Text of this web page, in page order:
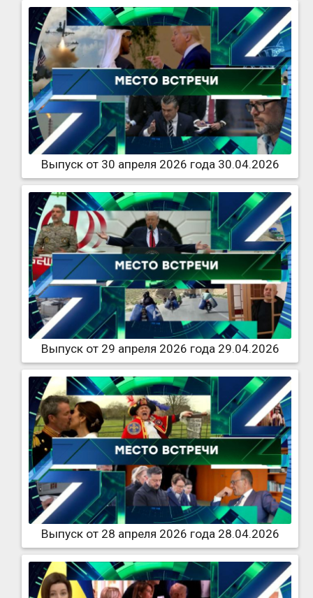
Выпуск от 30 апреля 2026 года 30.04.2026
Выпуск от 29 апреля 2026 года 29.04.2026
Выпуск от 28 апреля 2026 года 28.04.2026